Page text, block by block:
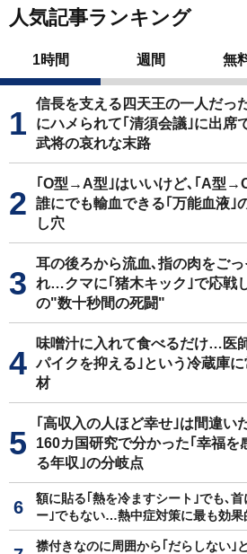
人気記事ランキング
1時間 週間 無
信長を支える四天王の一人だっ
にハメられて｢清須会議｣に出席
武将の哀れな末路
｢O型→A型｣はいいけど､｢A型
誰にでも輸血できる｢万能血液｣
し穴
耳の後ろから流血､指の肉をご
れ…クマに｢猪木キック｣で応戦
の"数十秒間の死闘"
味噌汁に入れて食べるだけ…医
パイクを抑える｣という冷蔵庫
材
｢高収入の人ほど幸せ｣は間違い
160カ国研究で分かった｢幸福を
る年収｣の分岐点
額に貼る｢熱を冷ますシート｣でも､
ー｣でもない…熱中症対策に最も効果
襟付きなのに周囲から｢だらしない｣